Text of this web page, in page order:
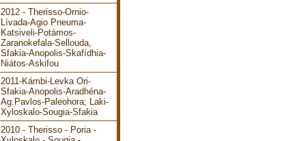
2012 - Therisso-Ornio-
Lívada-Agio Pneuma-
Katsiveli-Potámos-
Zaranokefala-Sellouda,
Sfakia-Anopolis-Skafídhia-
Niátos-Askifou
2011-Kámbi-Levka Ori-
Sfakia-Anopolis-Aradhéna-
Ag.Pavlos-Paleohora; Laki-
Xyloskalo-Sougia-Sfakia
2010 - Therisso - Poria -